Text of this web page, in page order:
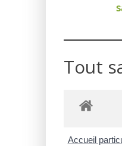
Tout
Accueil